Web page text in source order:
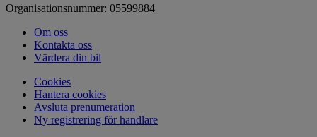
Organisationsnummer: 05599884
Om oss
Kontakta oss
Värdera din bil
Cookies
Hantera cookies
Avsluta prenumeration
Ny registrering för handlare